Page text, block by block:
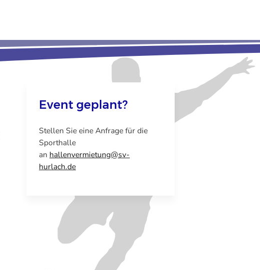
Event geplant?
Stellen Sie eine Anfrage für die
Sporthalle
an hallenvermietung@sv-
hurlach.de